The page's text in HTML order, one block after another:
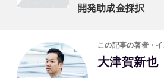
開発助成金採択
この記事の著者・
大津賀新也